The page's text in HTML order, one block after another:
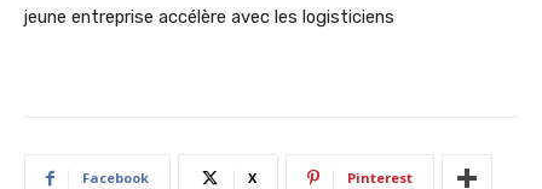
jeune entreprise accélère avec les logisticiens
Facebook X Pinterest